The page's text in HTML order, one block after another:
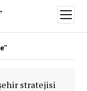
aç
stratejisi